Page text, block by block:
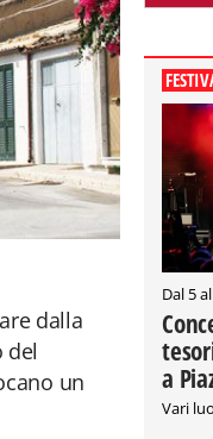
dalla
del
un
Dal 5
a
Vari